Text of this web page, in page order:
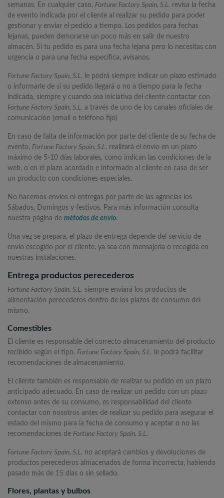
semanas. En cualquier caso, Fortune Factory Spain, S.L. revisa la fecha
de evento indicada por el cliente al realizar su pedido para poder
gestionar y enviar el pedido a tiempo. Los pedidos para fechas
lejanas, pueden demorarse un poco más en salir de nuestro
almacén. Si tu pedido es para una fecha lejana pero lo necesitas con
urgencia o para una fecha específica, avísanos.
Fortune Factory Spain, S.L. le podrá siempre indicar un plazo estimado
o informarle de si su pedido llegará o no a tiempo para la fecha
indicada, siempre y cuando sea iniciativa del cliente contactar con
Fortune Factory Spain, S.L. a través de uno de los canales oficiales de
comunicación (email o teléfono fijo)
En caso de falta de información por parte del cliente de su fecha de
evento, Fortune Factory Spain, S.L. realizará el envío en un plazo
máximo de 5-10 días laborales, como indican las condiciones de la
web, o en el plazo acordado e informado al cliente en caso de ser
un producto con condiciones especiales.
No hacemos envíos ni entregas por parte de las agencias los
Sábados, Domingos y festivos. Para más información consulta
nuestra página de métodos de envío.
Una vez se prepara, el plazo de entrega depende del servicio de
envío escogido por el cliente, ya sea con mensajería o recogida en
nuestras instalaciones.
Entrega productos perecederos
Fortune Factory Spain, S.L. siempre enviará los productos de
alimentación perecederos dentro de los plazos de consumo del
mismo.
Comestibles
El cliente es responsable del correcto almacenamiento del producto
recibido según el tipo. Fortune Factory Spain, S.L. le podrá facilitar
recomendaciones de almacenamiento.
El cliente también es responsable de realizar su pedido en un plazo
anticipado adecuado. En caso de realizar un pedido con un plazo
extenso antes de su consumo, es responsabilidad del cliente
contactar con nosotros antes de realizar su pedido para asegurar el
estado del mismo para la fecha de consumo y aceptar o no las
recomendaciones de Fortune Factory Spain, S.L.
Fortune Factory Spain, S.L. no aceptará cambios y devoluciones de
productos perecederos almacenados de forma incorrecta, habiendo
pasado más de 15 días o sin sellado.
Flores, plantas y bulbos